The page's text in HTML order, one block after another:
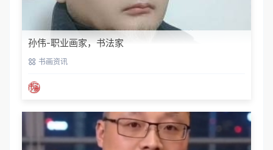
孙伟-职业画家，书法家
书画资讯